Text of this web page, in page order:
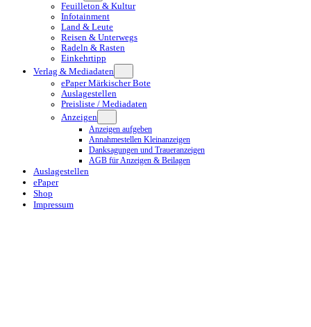
Feuilleton & Kultur
Infotainment
Land & Leute
Reisen & Unterwegs
Radeln & Rasten
Einkehrtipp
Verlag & Mediadaten
ePaper Märkischer Bote
Auslagestellen
Preisliste / Mediadaten
Anzeigen
Anzeigen aufgeben
Annahmestellen Kleinanzeigen
Danksagungen und Traueranzeigen
AGB für Anzeigen & Beilagen
Auslagestellen
ePaper
Shop
Impressum